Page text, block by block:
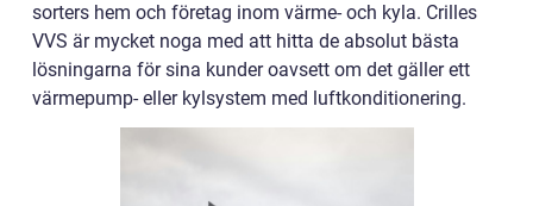
sorters hem och företag inom värme- och kyla. Crilles
VVS är mycket noga med att hitta de absolut bästa
lösningarna för sina kunder oavsett om det gäller ett
värmepump- eller kylsystem med luftkonditionering.